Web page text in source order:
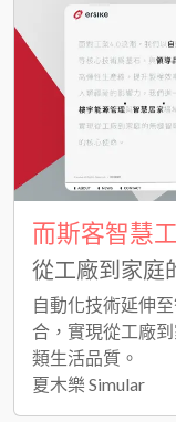
而斯客智慧
從工廠到家庭
自動化技術延伸
合，實現從工廠
類生活品質。
夏木樂 Simular